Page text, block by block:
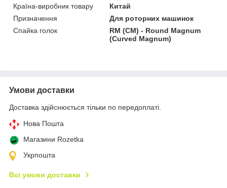
Країна-виробник товару
Китай
Призначення
Для роторних машинок
Спайка голок
RM (CM) - Round Magnum
(Curved Magnum)
Умови доставки
Доставка здійснюється тільки по передоплаті.
Нова Пошта
Магазини Rozetka
Укрпошта
Всі умови доставки